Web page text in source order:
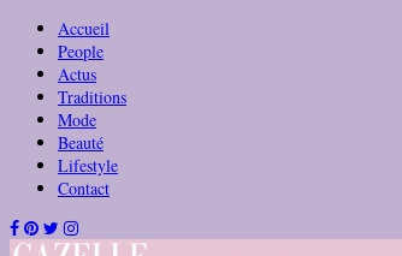
Accueil
People
Actus
Traditions
Mode
Beauté
Lifestyle
Contact